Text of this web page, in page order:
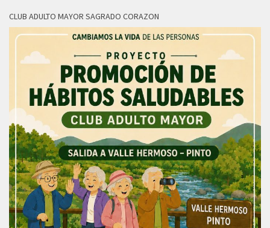
CLUB ADULTO MAYOR SAGRADO CORAZON